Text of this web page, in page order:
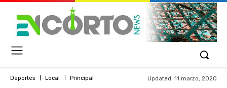
Deportes Local Principal Updated: 11 marzo, 2020